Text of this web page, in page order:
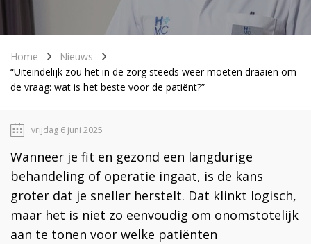
Home
Nieuws
“Uiteindelijk zou het in de zorg steeds weer moeten draaien om
de vraag: wat is het beste voor de patiënt?”
vrijdag 6 juni 2025
Wanneer je fit en gezond een langdurige
behandeling of operatie ingaat, is de kans
groter dat je sneller herstelt. Dat klinkt logisch,
maar het is niet zo eenvoudig om onomstotelijk
aan te tonen voor welke patiënten